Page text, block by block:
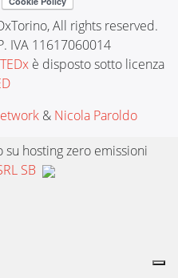
All rights reserved.
IVA 11617060014
TEDx è disposto sotto licenza
& Nicola Paroldo
su hosting zero emissioni
SB